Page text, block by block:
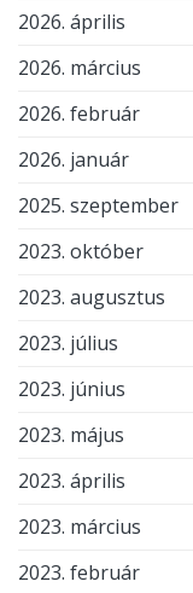
2026. április
2026. március
2026. február
2026. január
2025. szeptember
2023. október
2023. augusztus
2023. július
2023. június
2023. május
2023. április
2023. március
2023. február